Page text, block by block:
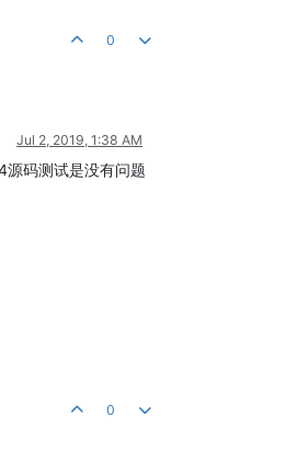
0
Jul 2, 2019, 1:38 AM
码测试是没有问题
0